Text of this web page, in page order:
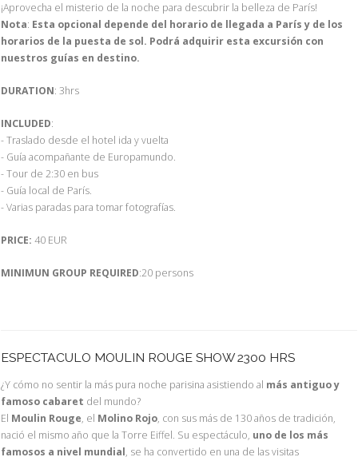
¡Aprovecha el misterio de la noche para descubrir la belleza de París!
Nota: Esta opcional depende del horario de llegada a París y de los
horarios de la puesta de sol. Podrá adquirir esta excursión con
nuestros guías en destino.
DURATION: 3hrs
INCLUDED:
- Traslado desde el hotel ida y vuelta
- Guía acompañante de Europamundo.
- Tour de 2:30 en bus
- Guía local de París.
- Varias paradas para tomar fotografías.
PRICE: 40 EUR
MINIMUN GROUP REQUIRED:20 persons
ESPECTACULO MOULIN ROUGE SHOW 2300 HRS
¿Y cómo no sentir la más pura noche parisina asistiendo al más antiguo y
famoso cabaret del mundo?
El Moulin Rouge, el Molino Rojo, con sus más de 130 años de tradición,
nació el mismo año que la Torre Eiffel. Su espectáculo, uno de los más
famosos a nivel mundial, se ha convertido en una de las visitas